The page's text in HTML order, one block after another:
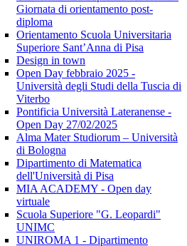
Giornata di orientamento post-
diploma
Orientamento Scuola Universitaria
Superiore Sant’Anna di Pisa
Design in town
Open Day febbraio 2025 -
Università degli Studi della Tuscia di
Viterbo
Pontificia Università Lateranense -
Open Day 27/02/2025
Alma Mater Studiorum – Università
di Bologna
Dipartimento di Matematica
dell'Università di Pisa
MIA ACADEMY - Open day
virtuale
Scuola Superiore "G. Leopardi"
UNIMC
UNIROMA 1 - Dipartimento